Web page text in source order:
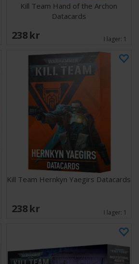
Kill Team Hand of the Archon
Datacards
238 SEK I lager: 1
Kill Team Hernkyn Yaegirs Datacards
238 SEK I lager: 1